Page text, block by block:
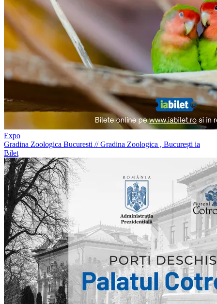
Expo
Gradina Zoologica Bucuresti //Gradina Zoologica , București ia
Bilet